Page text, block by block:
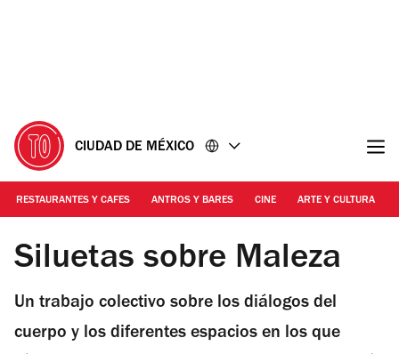
CIUDAD DE MÉXICO
RESTAURANTES Y CAFES ANTROS Y BARES CINE ARTE Y CULTURA
Foto: Alejandra Carbajal
Siluetas sobre Maleza
Un trabajo colectivo sobre los diálogos del
cuerpo y los diferentes espacios en los que